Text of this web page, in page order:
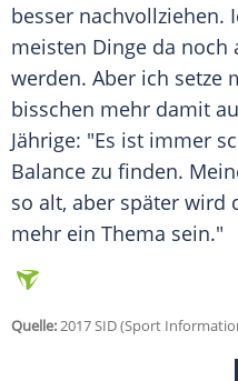
besser nachvollziehen.
meisten Dinge da
werden. Aber ich setze
bisschen mehr damit
Jährige: "Es ist immer
Balance zu finden.
so alt, aber später wird
mehr ein Thema sein."
Quelle:2017 SID (Sport